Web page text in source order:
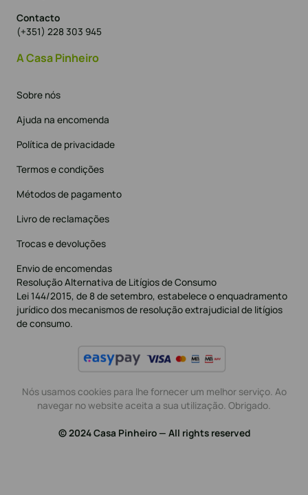
Contacto
(+351) 228 303 945
A Casa Pinheiro
Sobre nós
Ajuda na encomenda
Política de privacidade
Termos e condições
Métodos de pagamento
Livro de reclamações
Trocas e devoluções
Envio de encomendas
Resolução Alternativa de Litígios de Consumo
Lei 144/2015, de 8 de setembro, estabelece o enquadramento
jurídico dos mecanismos de resolução extrajudicial de litígios
de consumo.
Nós usamos cookies para lhe fornecer um melhor serviço. Ao
navegar no website aceita a sua utilização. Obrigado.
© 2024 Casa Pinheiro — All rights reserved